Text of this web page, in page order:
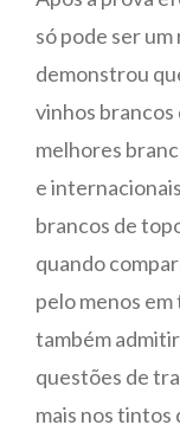
só pode ser
demonstrou
vinhos brancos
melhores
e
brancos de
quando
pelo menos
também
questões de
mais nos tintos